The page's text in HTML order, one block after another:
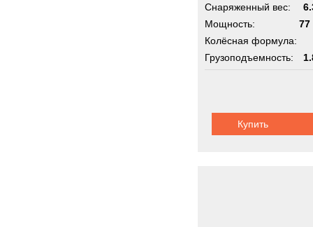
Снаряженный вес:
Мощность:
77
Колёсная формула:
Грузоподъемность:
Купить